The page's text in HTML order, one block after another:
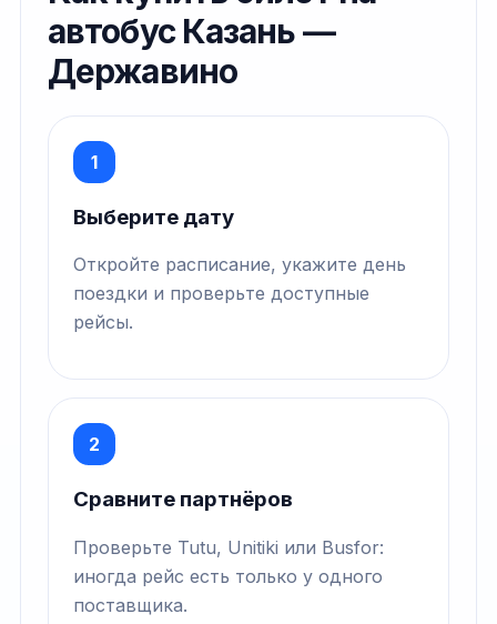
автобус Казань —
Державино
1
Выберите дату
Откройте расписание, укажите день
поездки и проверьте доступные
рейсы.
2
Сравните партнёров
Проверьте Tutu, Unitiki или Busfor:
иногда рейс есть только у одного
поставщика.